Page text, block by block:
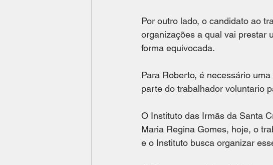
Por outro lado, o candidato ao
organizações a qual vai prestar
forma equivocada.
Para Roberto, é necessário
parte do trabalhador voluntario
O Instituto das Irmãs da Santa
Maria Regina Gomes, hoje, o
e o Instituto busca organizar